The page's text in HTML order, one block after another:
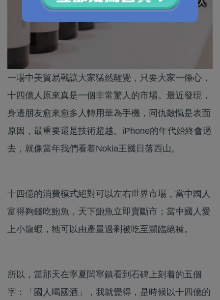
一場中美貿易戰讓大家猛然醒覺，只要大家一條心，
十四億人原來真是一個非常驚人的市場。最近發現，
身邊朋友愈來愈多人轉用華為手機，同仇敵愾是表面
原因，最重要還是技術超越。iPhone的年代始終會過
去，就像當年我們看着Nokia王國日落西山。
十四億的消費模式絕對可以左右世界市場，當中國人
富得夠錢吃鮑魚，天下鮑魚立即賣斷市；當中國人愛
上小龍蝦，牠可以由產量過剩被吃至瀕臨絕種。
所以，當那天在寧夏閩寧鎮看到石碑上刻着的五個
字：「國人喝國酒」，我就覺得，是時候以十四億的